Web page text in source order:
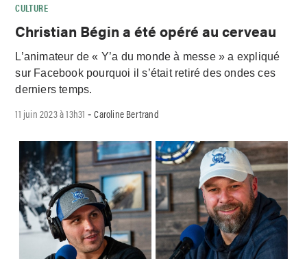
CULTURE
Christian Bégin a été opéré au cerveau
L’animateur de « Y’a du monde à messe » a expliqué
sur Facebook pourquoi il s’était retiré des ondes ces
derniers temps.
11 juin 2023 à 13h31 -Caroline Bertrand